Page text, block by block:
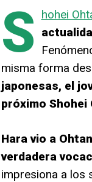
S hohei
misma forma
japonesas, el
próximo Shohei
Hara vio a
verdadera
impresiona a los